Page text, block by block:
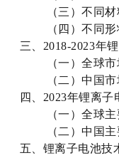
（三）不同
（四）不同
三、2018-2023年
（一）全球
（二）中国
四、2023年锂离
（一）全球
（二）中国
五、锂离子电池技